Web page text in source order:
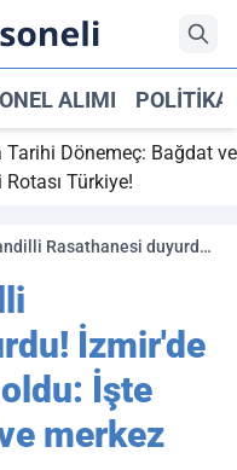
ALIMI POLITIKA
Dönemeç: Bağdat ve
Türkiye!
Rasathanesi duyurdu!
ve merkez üssü
İzmir'de
İşte
merkez